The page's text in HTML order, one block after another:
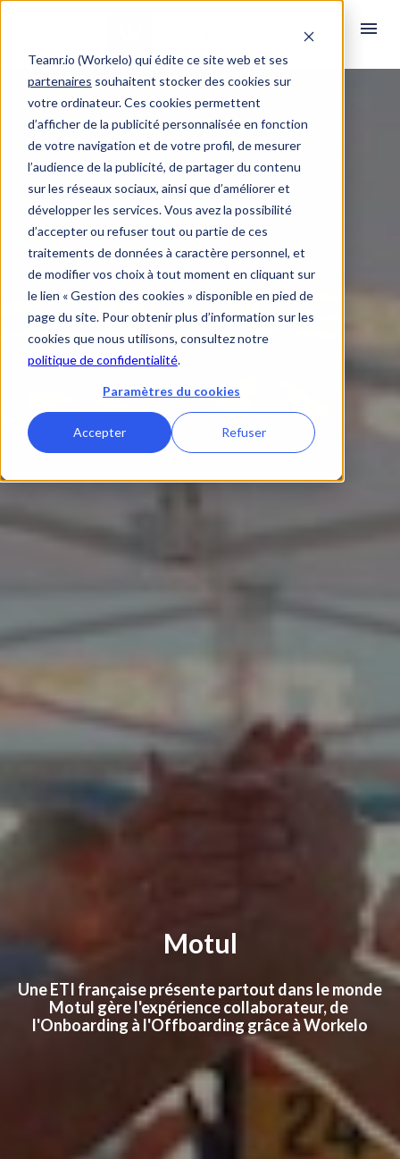
Teamr.io (Workelo) qui édite ce site web et ses
partenaires souhaitent stocker des cookies sur
votre ordinateur. Ces cookies permettent
d’afficher de la publicité personnalisée en fonction
de votre navigation et de votre profil, de mesurer
l’audience de la publicité, de partager du contenu
sur les réseaux sociaux, ainsi que d’améliorer et
développer les services. Vous avez la possibilité
d’accepter ou refuser tout ou partie de ces
traitements de données à caractère personnel, et
de modifier vos choix à tout moment en cliquant sur
le lien « Gestion des cookies » disponible en pied de
page du site. Pour obtenir plus d’information sur les
cookies que nous utilisons, consultez notre
politique de confidentialité.
Paramètres du cookies
Accepter Refuser
Motul
Une ETI française présente partout dans le monde
Motul gère l'expérience collaborateur, de
l'Onboarding à l'Offboarding grâce à Workelo